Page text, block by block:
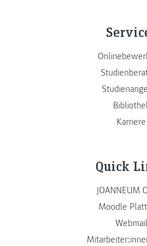
Karriere
Quick
JOANNEUM
Moodle
Webmail